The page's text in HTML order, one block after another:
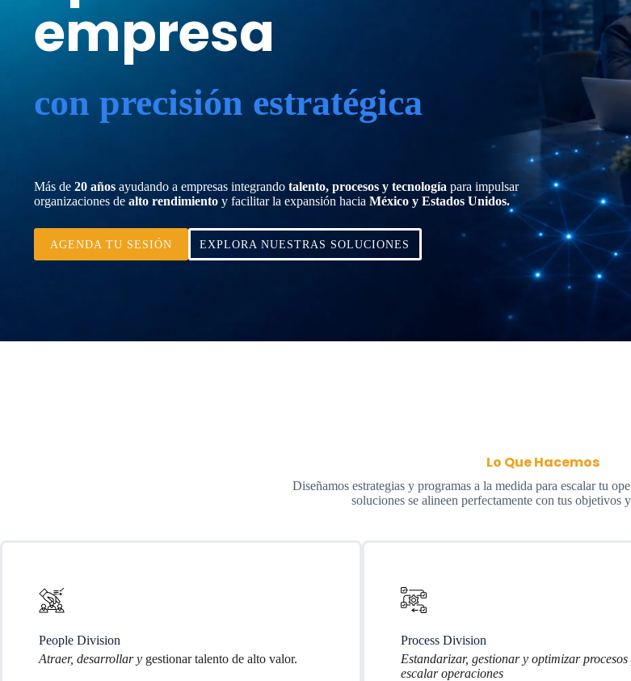
empresa
con precisión estratégica
Más de 20 años ayudando a empresas integrando talento, procesos y tecnología para impulsar
organizaciones de alto rendimiento y facilitar la expansión hacia México y Estados Unidos.
AGENDA TU SESIÓN EXPLORA NUESTRAS SOLUCIONES
Lo Que Hacemos
Diseñamos estrategias y programas a la medida para escalar tu
soluciones se alineen perfectamente con tus objetivos
People Division
Atraer, desarrollar y gestionar talento de alto valor.
Process Division
Estandarizar, gestionar y optimizar
escalar operaciones